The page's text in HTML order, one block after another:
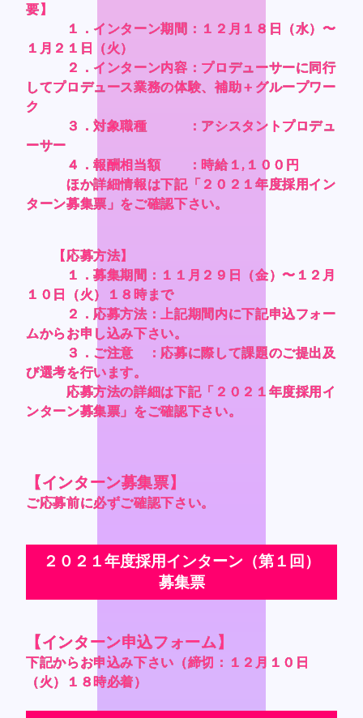
要】
１．インターン期間：１２月１８日（水）〜
１月２１日（火）
２．インターン内容：プロデューサーに同行
してプロデュース業務の体験、補助＋グループワー
ク
３．対象職種 ：アシスタントプロデュ
ーサー
４．報酬相当額 ：時給１,１００円
ほか詳細情報は下記「２０２１年度採用イン
ターン募集票」をご確認下さい。
【応募方法】
１．募集期間：１１月２９日（金）〜１２月
１０日（火）１８時まで
２．応募方法：上記期間内に下記申込フォー
ムからお申し込み下さい。
３．ご注意 ：応募に際して課題のご提出及
び選考を行います。
応募方法の詳細は下記「２０２１年度採用イ
ンターン募集票」をご確認下さい。
【インターン募集票】
ご応募前に必ずご確認下さい。
２０２１年度採用インターン（第１回）
募集票
【インターン申込フォーム】
下記からお申込み下さい（締切：１２月１０日
（火）１８時必着）
要】
１．インターン期間：１２月１８日（水）〜
１月２１日（火）
２．インターン内容：プロデューサーに同行
してプロデュース業務の体験、補助＋グループワー
ク
３．対象職種 ：アシスタントプロデュ
ーサー
４．報酬相当額 ：時給１,１００円
ほか詳細情報は下記「２０２１年度採用イン
ターン募集票」をご確認下さい。
【応募方法】
１．募集期間：１１月２９日（金）〜１２月
１０日（火）１８時まで
２．応募方法：上記期間内に下記申込フォー
ムからお申し込み下さい。
３．ご注意 ：応募に際して課題のご提出及
び選考を行います。
応募方法の詳細は下記「２０２１年度採用イ
ンターン募集票」をご確認下さい。
【インターン募集票】
ご応募前に必ずご確認下さい。
２０２１年度採用インターン（第１回）
募集票
【インターン申込フォーム】
下記からお申込み下さい（締切：１２月１０日
（火）１８時必着）
要】
１．インターン期間：１２月１８日（水）〜
１月２１日（火）
２．インターン内容：プロデューサーに同行
してプロデュース業務の体験、補助＋グループワー
ク
３．対象職種 ：アシスタントプロデュ
ーサー
４．報酬相当額 ：時給１,１００円
ほか詳細情報は下記「２０２１年度採用イン
ターン募集票」をご確認下さい。
【応募方法】
１．募集期間：１１月２９日（金）〜１２月
１０日（火）１８時まで
２．応募方法：上記期間内に下記申込フォー
ムからお申し込み下さい。
３．ご注意 ：応募に際して課題のご提出及
び選考を行います。
応募方法の詳細は下記「２０２１年度採用イ
ンターン募集票」をご確認下さい。
【インターン募集票】
ご応募前に必ずご確認下さい。
２０２１年度採用インターン（第１回）
募集票
【インターン申込フォーム】
下記からお申込み下さい（締切：１２月１０日
（火）１８時必着）
Privacy Policy , Site Policy
Research Integrity
ARCH Research
モンスターラウンジ
スタジオベタ
Yostar Pictures
MARU Animation
© Arch Inc.
Privacy Policy , Site Policy
Research Integrity
ARCH Research
モンスターラウンジ
スタジオベタ
Yostar Pictures
MARU Animation
© Arch Inc.
要】
１．インターン期間：１２月１８日（水）〜
１月２１日（火）
２．インターン内容：プロデューサーに同行
してプロデュース業務の体験、補助＋グループワー
ク
３．対象職種 ：アシスタントプロデュ
ーサー
４．報酬相当額 ：時給１,１００円
ほか詳細情報は下記「２０２１年度採用イン
ターン募集票」をご確認下さい。
【応募方法】
１．募集期間：１１月２９日（金）〜１２月
１０日（火）１８時まで
２．応募方法：上記期間内に下記申込フォー
ムからお申し込み下さい。
３．ご注意 ：応募に際して課題のご提出及
び選考を行います。
応募方法の詳細は下記「２０２１年度採用イ
ンターン募集票」をご確認下さい。
【インターン募集票】
ご応募前に必ずご確認下さい。
２０２１年度採用インターン（第１回）
募集票
【インターン申込フォーム】
下記からお申込み下さい（締切：１２月１０日
（火）１８時必着）